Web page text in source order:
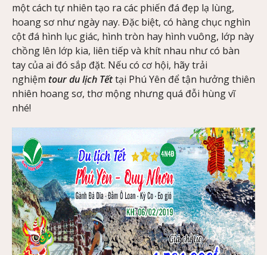
một cách tự nhiên tạo ra các phiến đá đẹp lạ lùng,
hoang sơ như ngày nay. Đặc biệt, có hàng chục nghìn
cột đá hình lục giác, hình tròn hay hình vuông, lớp này
chồng lên lớp kia, liên tiếp và khít nhau như có bàn
tay của ai đó sắp đặt. Nếu có cơ hội, hãy trải
nghiệm tour du lịch Tếttại Phú Yên để tận hưởng thiên
nhiên hoang sơ, thơ mộng nhưng quá đỗi hùng vĩ
nhé!